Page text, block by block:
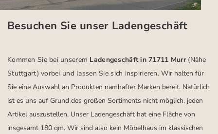
Besuchen Sie unser Ladengeschäft
Kommen Sie bei unserem Ladengeschäft in 71711 Murr (Nähe
Stuttgart) vorbei und lassen Sie sich inspirieren.Wir halten für
Sie eine Auswahl an Produkten namhafter Marken bereit. Natürlich
ist es uns auf Grund des großen Sortiments nicht möglich, jeden
Artikel auszustellen. Unser Ladengeschäft hat eine Fläche von
insgesamt 180 qm. Wir sind also kein Möbelhaus im klassischen